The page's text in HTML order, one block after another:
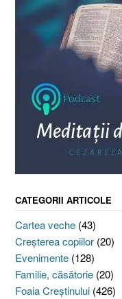
CATEGORII ARTICOLE
Cartea veche (43)
Creşterea copiilor (20)
Evenimente (128)
Familie, căsătorie (20)
Foaia Creştinului (426)